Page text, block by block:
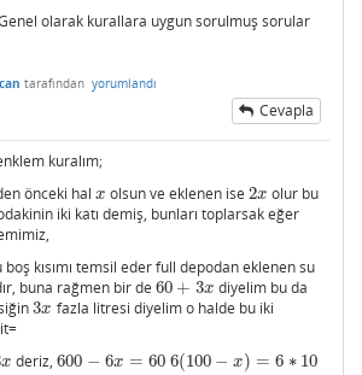
olarak kurallara uygun sorulmuş sorular
tarafından yorumlandı
Cevapla
kuralım;
önceki hal x
x olsun ve eklenen ise 2x
2x olur bu
iki katı demiş, bunları toplarsak eğer
kısımı temsil eder full depodan eklenen su
buna rağmen bir de 60 + 3x
60 +3 x
diyelim bu da
3x
3x fazla litresi diyelim o halde bu iki
x deriz,600 − 6x = 60
600 −6x=60 6(100 − x) = 6 ∗ 10
6(100−x) =6∗10